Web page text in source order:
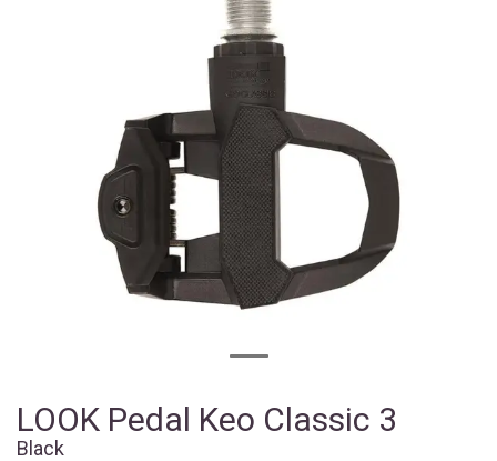
LOOK Pedal Keo Classic 3
Black